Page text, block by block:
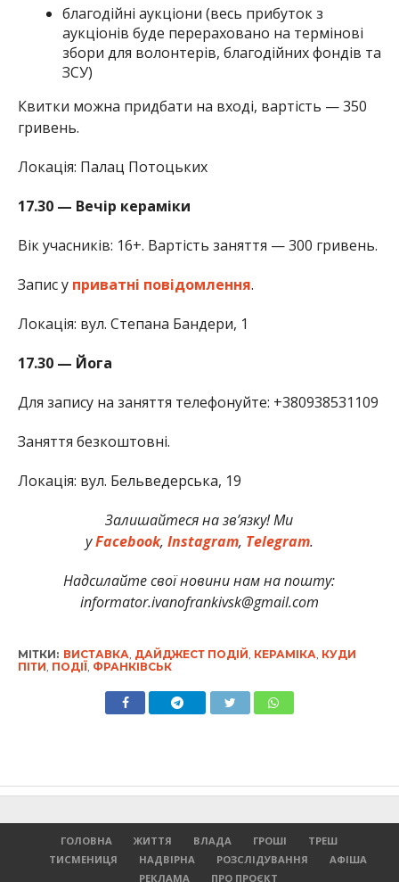
благодійні аукціони (весь прибуток з
аукціонів буде перераховано на термінові
збори для волонтерів, благодійних фондів та
ЗСУ)
Квитки можна придбати на вході, вартість — 350
гривень.
Локація: Палац Потоцьких
17.30 — Вечір кераміки
Вік учасників: 16+. Вартість заняття — 300 гривень.
Запис у приватні повідомлення.
Локація: вул. Степана Бандери, 1
17.30 — Йога
Для запису на заняття телефонуйте: +380938531109
Заняття безкоштовні.
Локація: вул. Бельведерська, 19
Залишайтеся на зв’язку! Ми
уFacebook, Instagram, Telegram.
Надсилайте свої новини нам на пошту:
informator.ivanofrankivsk@gmail.com
МІТКИ: ВИСТАВКА ДАЙДЖЕСТ ПОДІЙ КЕРАМІКА КУДИ
ПІТИ ПОДІЇ ФРАНКІВСЬК
ГОЛОВНА ЖИТТЯ ВЛАДА ГРОШІ
ТРЕШ
ТИСМЕНИЦЯ
НАДВІРНА РОЗСЛІДУВАННЯ
АФІША
РЕКЛАМА
ПРО ПРОЄКТ